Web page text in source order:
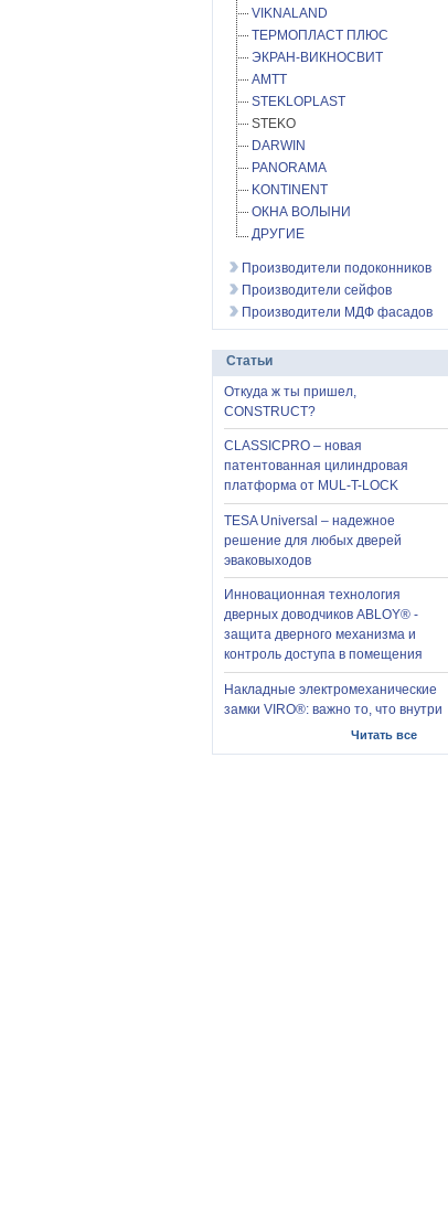
VIKNALAND
ТЕРМОПЛАСТ ПЛЮС
ЭКРАН-ВИКНОСВИТ
АМТТ
STEKLOPLAST
STEKO
DARWIN
PANORAMA
KONTINENT
ОКНА ВОЛЫНИ
ДРУГИЕ
Производители подоконников
Производители сейфов
Производители МДФ фасадов
Статьи
Откуда ж ты пришел,
CONSTRUCT?
CLASSICPRO – новая
патентованная цилиндровая
платформа от MUL-T-LOCK
TESA Universal – надежное
решение для любых дверей
эваковыходов
Инновационная технология
дверных доводчиков ABLOY® -
защита дверного механизма и
контроль доступа в помещения
Накладные электромеханические
замки VIRO®: важно то, что внутри
Читать все